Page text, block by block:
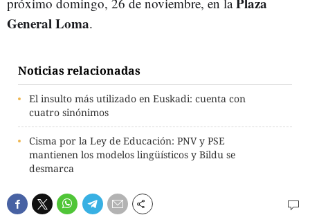
General Loma.
Noticias relacionadas
El insulto más utilizado en Euskadi: cuenta con
cuatro sinónimos
Cisma por la Ley de Educación: PNV y PSE
mantienen los modelos lingüísticos y Bildu se
desmarca